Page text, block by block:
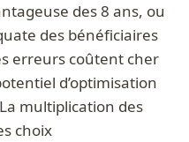
des 8 ans, ou
des bénéficiaires
erreurs coûtent cher
d’optimisation
multiplication des
choix